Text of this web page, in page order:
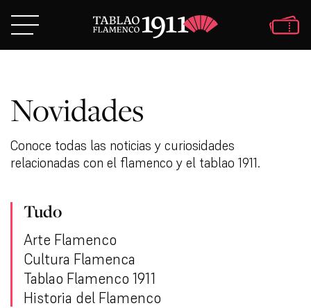
Novidades
Conoce todas las noticias y curiosidades
relacionadas con el flamenco y el tablao 1911.
Tudo
Arte Flamenco
Cultura Flamenca
Tablao Flamenco 1911
Historia del Flamenco